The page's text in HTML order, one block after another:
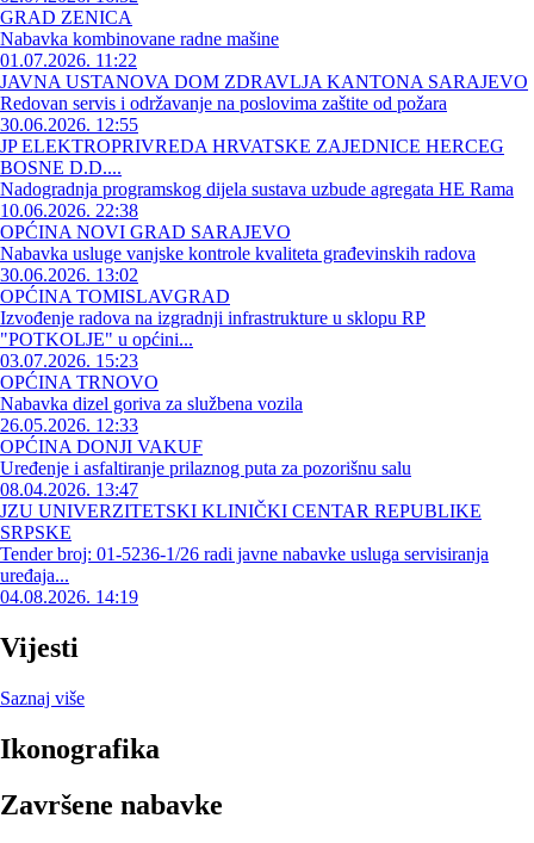
GRAD ZENICA
Nabavka kombinovane radne mašine
01.07.2026. 11:22
JAVNA USTANOVA DOM ZDRAVLJA KANTONA SARAJEVO
Redovan servis i održavanje na poslovima zaštite od požara
30.06.2026. 12:55
JP ELEKTROPRIVREDA HRVATSKE ZAJEDNICE HERCEG
BOSNE D.D....
Nadogradnja programskog dijela sustava uzbude agregata HE Rama
10.06.2026. 22:38
OPĆINA NOVI GRAD SARAJEVO
Nabavka usluge vanjske kontrole kvaliteta građevinskih radova
30.06.2026. 13:02
OPĆINA TOMISLAVGRAD
Izvođenje radova na izgradnji infrastrukture u sklopu RP
"POTKOLJE" u općini...
03.07.2026. 15:23
OPĆINA TRNOVO
Nabavka dizel goriva za službena vozila
26.05.2026. 12:33
OPĆINA DONJI VAKUF
Uređenje i asfaltiranje prilaznog puta za pozorišnu salu
08.04.2026. 13:47
JZU UNIVERZITETSKI KLINIČKI CENTAR REPUBLIKE
SRPSKE
Tender broj: 01-5236-1/26 radi javne nabavke usluga servisiranja
uređaja...
04.08.2026. 14:19
Vijesti
Saznaj više
Ikonografika
Završene nabavke